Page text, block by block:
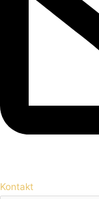
Kontakt